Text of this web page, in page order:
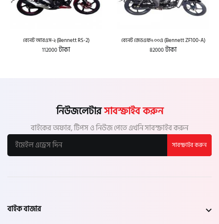
বেনেট আরএস-২ (Bennett RS-2)
112000টাকা
বেনেট জেডএফ১০০এ (Bennett ZF100-A)
82000টাকা
নিউজলেটারসাবস্ক্রাইব করুন
বাইকের অফার, টিপস ও নিউজ পেতে এখনি সাবস্ক্রাইব করুন
সাবস্ক্রাইব করুন
বাইক বাজার